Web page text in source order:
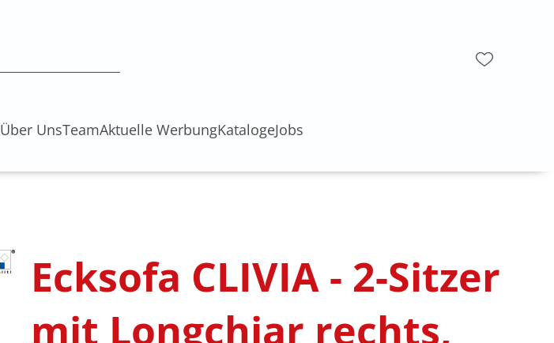
Über UnsTeamAktuelle WerbungKatalogeJobs
Ecksofa CLIVIA - 2-Sitzer
mit Longchiar rechts,